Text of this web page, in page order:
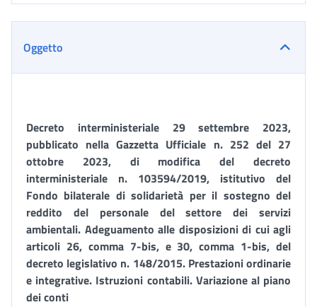
Oggetto
Decreto interministeriale 29 settembre 2023,
pubblicato nella Gazzetta Ufficiale n. 252 del 27
ottobre 2023, di modifica del decreto
interministeriale n. 103594/2019, istitutivo del
Fondo bilaterale di solidarietà per il sostegno del
reddito del personale del settore dei servizi
ambientali. Adeguamento alle disposizioni di cui agli
articoli 26, comma 7-bis, e 30, comma 1-bis, del
decreto legislativo n. 148/2015. Prestazioni ordinarie
e integrative. Istruzioni contabili. Variazione al piano
dei conti